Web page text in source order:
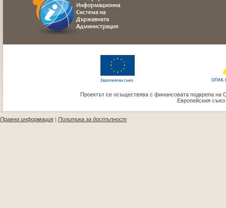
Проектът се осъществява с финансовата подкрепа на
Европейския
Правна информация | Политика за достъпност